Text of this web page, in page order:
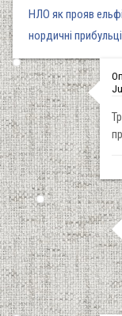
НЛО як прояв
нордичні